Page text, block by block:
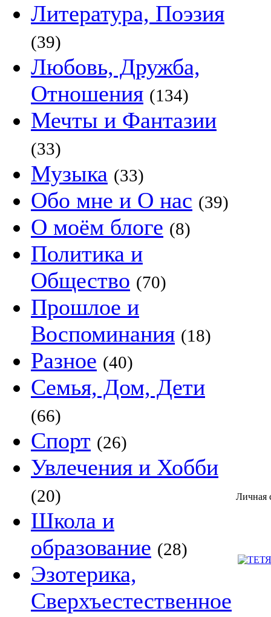
Литература, Поэзия
(39)
Любовь, Дружба,
Отношения (134)
Мечты и Фантазии
(33)
Музыка (33)
Обо мне и О нас (39)
О моём блоге (8)
Политика и
Общество (70)
Прошлое и
Воспоминания (18)
Разное (40)
Семья, Дом, Дети
(66)
Спорт (26)
Увлечения и Хобби
(20)
Школа и
образование (28)
Эзотерика,
Сверхъестественное
Личная